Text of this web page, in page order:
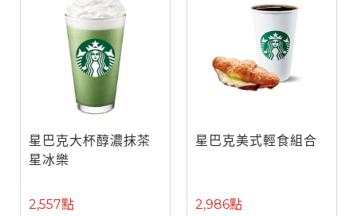
星巴克大杯醇濃抹茶
星冰樂
2,557點
星巴克美式輕食組合
2,986點